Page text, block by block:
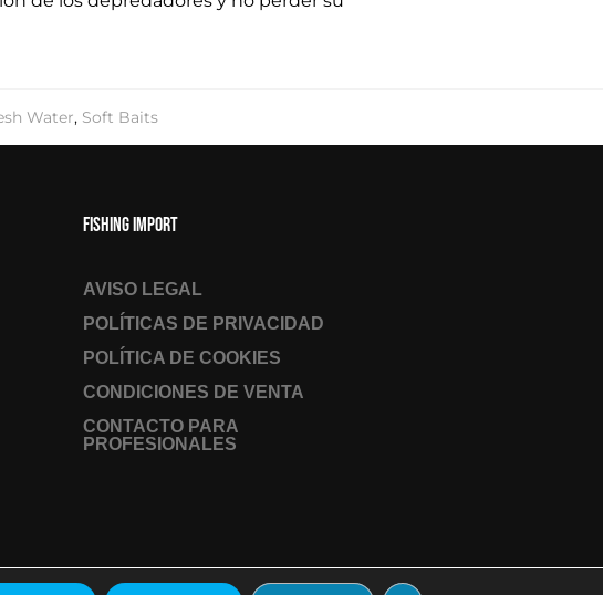
Water, Soft Baits
Fishing Import
AVISO LEGAL
POLÍTICAS DE PRIVACIDAD
POLÍTICA DE COOKIES
CONDICIONES DE VENTA
CONTACTO PARA
PROFESIONALES